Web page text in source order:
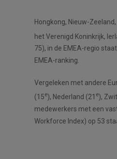
Hongkong, Nieuw-
het Verenigd Koninkrijk,
75), in de EMEA-regio
EMEA-ranking.
Vergeleken met andere
(15e), Nederland (21 e),
medewerkers met een
Workforce Index) op 53